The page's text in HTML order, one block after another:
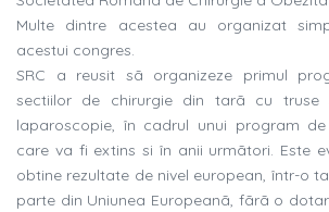
Multe dintre acestea au organizat
acestui congres.
SRC a reusit sã organizeze primul
sectiilor de chirurgie din tarã cu truse
laparoscopie, în cadrul unui program
care va fi extins si în anii urmãtori. Este
obtine rezultate de nivel european, într-o
parte din Uniunea Europeanã, fãrã o